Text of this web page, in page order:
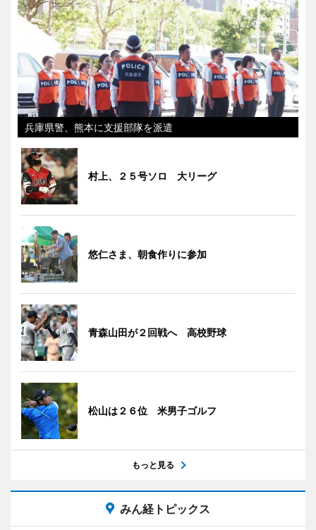
兵庫県警、熊本に支援部隊を派遣
村上、２５号ソロ 大リーグ
悠仁さま、朝食作りに参加
青森山田が２回戦へ 高校野球
松山は２６位 米男子ゴルフ
もっと見る
みん経トピックス